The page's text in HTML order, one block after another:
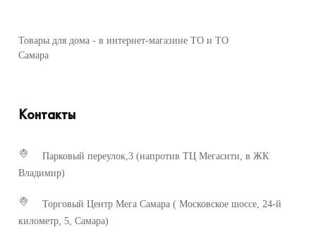
Товары для дома - в интернет-магазине ТО и ТО
Самара
Контакты
Парковый переулок,3 (напротив ТЦ Мегасити, в ЖК
Владимир)
Торговый Центр Мега Самара ( Московское шоссе, 24-й
километр, 5, Самара)